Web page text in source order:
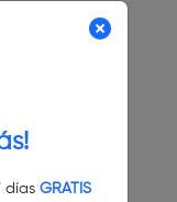
días GRATIS